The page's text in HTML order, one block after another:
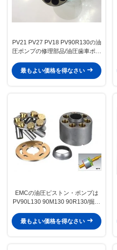
PV21 PV27 PV18 PV90R130の油
圧ポンプの修理部品/油圧歯車ポン
最もよい価格を得なさい
EMCの油圧ピストン・ポンプは
PV90L130 90M130 90R130/掘削
最もよい価格を得なさい